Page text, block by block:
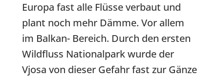
Europa fast alle Flüsse verbaut und
plant noch mehr Dämme. Vor allem
im Balkan- Bereich. Durch den ersten
Wildfluss Nationalpark wurde der
Vjosa von dieser Gefahr fast zur Gänze